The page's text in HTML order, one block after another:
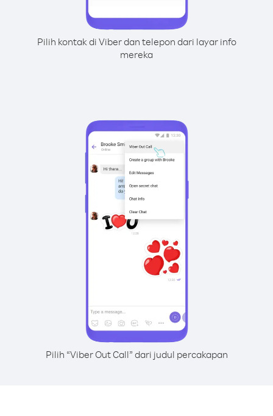
Pilih kontak di Viber dan telepon dari layar info
mereka
Pilih “Viber Out Call” dari judul percakapan